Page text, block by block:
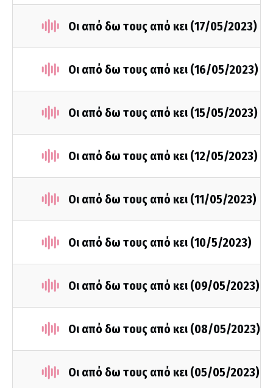
Οι από δω τους από κει (17/05/2023)
Οι από δω τους από κει (16/05/2023)
Οι από δω τους από κει (15/05/2023)
Οι από δω τους από κει (12/05/2023)
Οι από δω τους από κει (11/05/2023)
Οι από δω τους από κει (10/5/2023)
Οι από δω τους από κει (09/05/2023)
Οι από δω τους από κει (08/05/2023)
Οι από δω τους από κει (05/05/2023)